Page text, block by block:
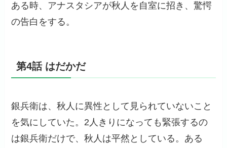
ある時、アナスタシアが秋人を自室に招き、驚愕
の告白をする。
第4話 はだかだ
銀兵衛は、秋人に異性として見られていないこと
を気にしていた。2人きりになっても緊張するの
は銀兵衛だけで、秋人は平然としている。ある